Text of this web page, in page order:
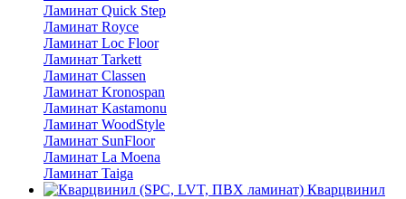
Ламинат Quick Step
Ламинат Royce
Ламинат Loc Floor
Ламинат Tarkett
Ламинат Classen
Ламинат Kronospan
Ламинат Kastamonu
Ламинат WoodStyle
Ламинат SunFloor
Ламинат La Moena
Ламинат Taiga
Кварцвинил